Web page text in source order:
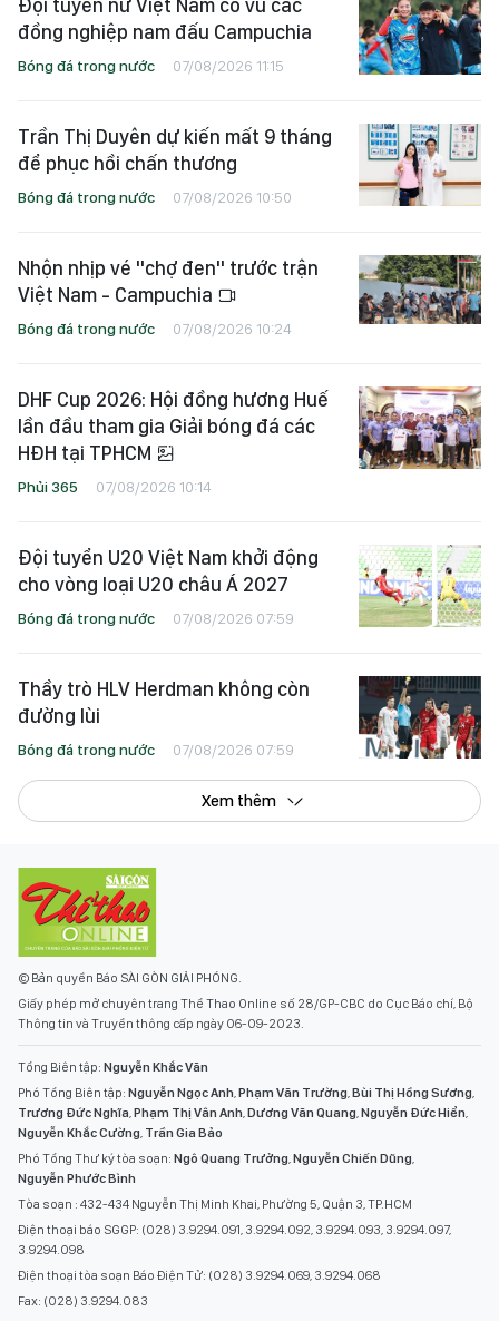
Đội tuyển nữ Việt Nam cổ vũ các
đồng nghiệp nam đấu Campuchia
Bóng đá trong nước 07/08/2026 11:15
Trần Thị Duyên dự kiến mất 9 tháng
để phục hồi chấn thương
Bóng đá trong nước 07/08/2026 10:50
Nhộn nhịp vé "chợ đen" trước trận
Việt Nam - Campuchia
Bóng đá trong nước 07/08/2026 10:24
DHF Cup 2026: Hội đồng hương Huế
lần đầu tham gia Giải bóng đá các
HĐH tại TPHCM
Phủi 365 07/08/2026 10:14
Đội tuyển U20 Việt Nam khởi động
cho vòng loại U20 châu Á 2027
Bóng đá trong nước 07/08/2026 07:59
Thầy trò HLV Herdman không còn
đường lùi
Bóng đá trong nước 07/08/2026 07:59
Xem thêm
© Bản quyền Báo SÀI GÒN GIẢI PHÓNG.
Giấy phép mở chuyên trang Thể Thao Online số 28/GP-CBC do Cục Báo chí, Bộ
Thông tin và Truyền thông cấp ngày 06-09-2023.
Tổng Biên tập: Nguyễn Khắc Văn
Phó Tổng Biên tập: Nguyễn Ngọc Anh,Phạm Văn Trường,Bùi Thị Hồng Sương,
Trương Đức Nghĩa,Phạm Thị Vân Anh,Dương Văn Quang,Nguyễn Đức Hiển,
Nguyễn Khắc Cường, Trần Gia Bảo
Phó Tổng Thư ký tòa soạn: Ngô Quang Trưởng,Nguyễn Chiến Dũng,
Nguyễn Phước Bình
Tòa soạn : 432-434 Nguyễn Thị Minh Khai, Phường 5, Quận 3, TP.HCM
Điện thoại báo SGGP: (028) 3.9294.091, 3.9294.092, 3.9294.093, 3.9294.097,
3.9294.098
Điện thoại tòa soạn Báo Điện Tử: (028) 3.9294.069, 3.9294.068
Fax: (028) 3.9294.083